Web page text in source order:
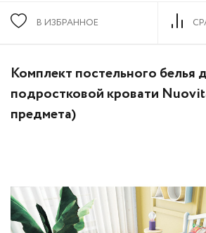
В ИЗБРАННОЕ
Комплект постельного белья
подростковой кровати
предмета)